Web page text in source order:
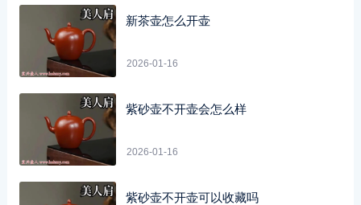
新茶壶怎么开壶
2026-01-16
紫砂壶不开壶会怎么样
2026-01-16
紫砂壶不开壶可以收藏吗